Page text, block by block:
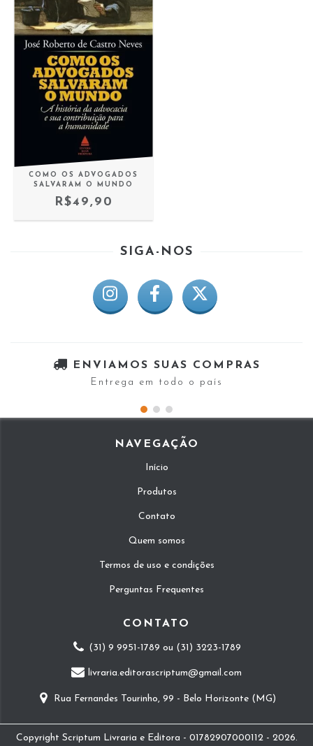
COMO OS ADVOGADOS
SALVARAM O MUNDO
R$49,90
SIGA-NOS
ENVIAMOS SUAS COMPRAS
Entrega em todo o país
NAVEGAÇÃO
Início
Produtos
Contato
Quem somos
Termos de uso e condições
Perguntas Frequentes
CONTATO
(31) 9 9951-1789 ou (31) 3223-1789
livraria.editorascriptum@gmail.com
Rua Fernandes Tourinho, 99 - Belo Horizonte (MG)
Copyright Scriptum Livraria e Editora - 01782907000112 - 2026.